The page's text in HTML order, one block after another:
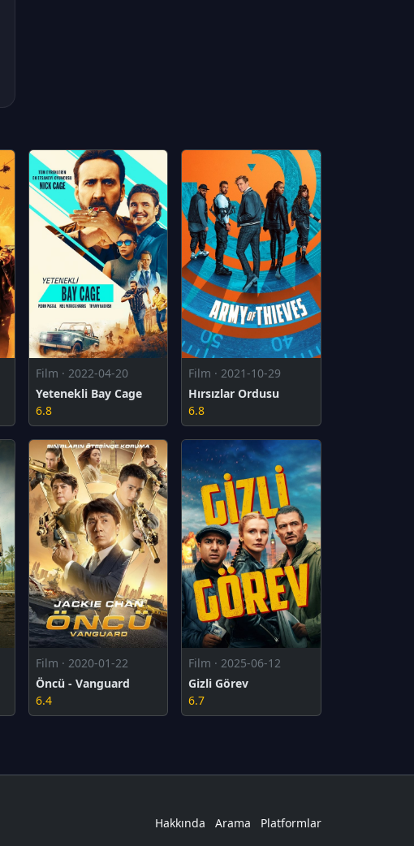
Film · 2022-04-20
Yetenekli Bay Cage
6.8
Film · 2021-10-29
Hırsızlar Ordusu
6.8
Film · 2020-01-22
Öncü - Vanguard
6.4
Film · 2025-06-12
Gizli Görev
6.7
Hakkında Arama Platformlar